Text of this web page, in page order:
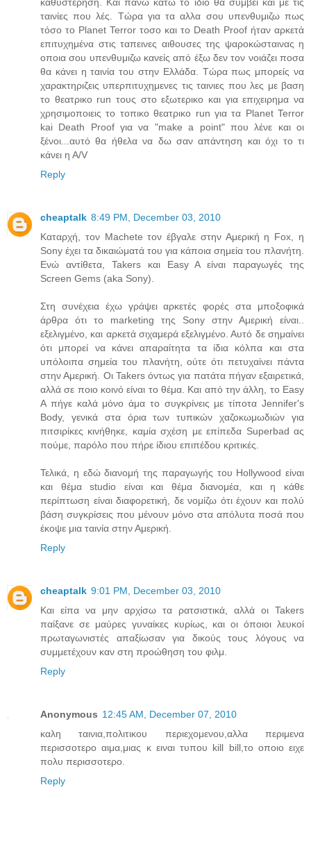
ταινίες που λές. Τώρα για τα αλλα σου υπενθυμιζω πως
τόσο το Planet Terror τοσο και το Death Proof ήταν αρκετά
επιτυχημένα στις ταπεινες αιθουσες της ψαροκώσταινας η
οποια σου υπενθυμιζω κανείς από έξω δεν τον νοιάζει ποσα
θα κάνει η ταινία του στην Ελλάδα. Τώρα πως μπορείς να
χαρακτηριζεις υπερπιτυχημενες τις ταινιες που λες με βαση
το θεατρικο run τους στο εξωτερικο και για επιχειρημα να
χρησιμοποιεις το τοπικο θεατρικο run για τα Planet Terror
kai Death Proof για να "make a point" που λένε και οι
ξένοι...αυτό θα ήθελα να δω σαν απάντηση και όχι το τι
κάνει η Α/V
Reply
cheaptalk 8:49 PM, December 03, 2010
Καταρχή, τον Machete τον έβγαλε στην Αμερική η Fox, η
Sony έχει τα δικαιώματά του για κάποια σημεία του πλανήτη.
Ενώ αντίθετα, Takers και Easy A είναι παραγωγές της
Screen Gems (aka Sony).
Στη συνέχεια έχω γράψει αρκετές φορές στα μποξοφικά
άρθρα ότι το marketing της Sony στην Αμερική είναι..
εξελιγμένο, και αρκετά σιχαμερά εξελιγμένο. Αυτό δε σημαίνει
ότι μπορεί να κάνει απαραίτητα τα ίδια κόλπα και στα
υπόλοιπα σημεία του πλανήτη, ούτε ότι πετυχαίνει πάντα
στην Αμερική. Οι Takers όντως για πατάτα πήγαν εξαιρετικά,
αλλά σε ποιο κοινό είναι το θέμα. Και από την άλλη, το Easy
A πήγε καλά μόνο άμα το συγκρίνεις με τίποτα Jennifer's
Body, γενικά στα όρια των τυπικών χαζοκωμωδιών για
πιτσιρίκες κινήθηκε, καμία σχέση με επίπεδα Superbad ας
πούμε, παρόλο που πήρε ίδιου επιπέδου κριτικές.
Τελικά, η εδώ διανομή της παραγωγής του Hollywood είναι
και θέμα studio είναι και θέμα διανομέα, και η κάθε
περίπτωση είναι διαφορετική, δε νομίζω ότι έχουν και πολύ
βάση συγκρίσεις που μένουν μόνο στα απόλυτα ποσά που
έκοψε μια ταινία στην Αμερική.
Reply
cheaptalk 9:01 PM, December 03, 2010
Και είπα να μην αρχίσω τα ρατσιστικά, αλλά οι Takers
παίξανε σε μαύρες γυναίκες κυρίως, και οι όποιοι λευκοί
πρωταγωνιστές απαξίωσαν για δικούς τους λόγους να
συμμετέχουν καν στη προώθηση του φιλμ.
Reply
Anonymous 12:45 AM, December 07, 2010
καλη ταινια,πολιτικου περιεχομενου,αλλα περιμενα
περισσοτερο αιμα,μιας κ ειναι τυπου kill bill,το οποιο ειχε
πολυ περισσοτερο.
Reply